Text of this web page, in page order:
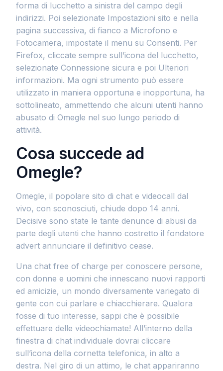
forma di lucchetto a sinistra del campo degli
indirizzi. Poi selezionate Impostazioni sito e nella
pagina successiva, di fianco a Microfono e
Fotocamera, impostate il menu su Consenti. Per
Firefox, cliccate sempre sull’icona del lucchetto,
selezionate Connessione sicura e poi Ulteriori
informazioni. Ma ogni strumento può essere
utilizzato in maniera opportuna e inopportuna, ha
sottolineato, ammettendo che alcuni utenti hanno
abusato di Omegle nel suo lungo periodo di
attività.
Cosa succede ad
Omegle?
Omegle, il popolare sito di chat e videocall dal
vivo, con sconosciuti, chiude dopo 14 anni.
Decisive sono state le tante denunce di abusi da
parte degli utenti che hanno costretto il fondatore
advert annunciare il definitivo cease.
Una chat free of charge per conoscere persone,
con donne e uomini che innescano nuovi rapporti
ed amicizie, un mondo diversamente variegato di
gente con cui parlare e chiacchierare. Qualora
fosse di tuo interesse, sappi che è possibile
effettuare delle videochiamate! All’interno della
finestra di chat individuale dovrai cliccare
sull’icona della cornetta telefonica, in alto a
destra. Nel giro di un attimo, le chat appariranno